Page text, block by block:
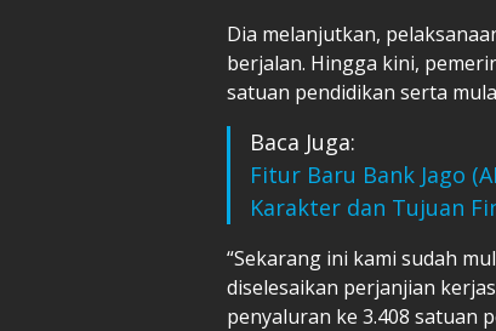
Dia melanjutkan,
berjalan. Hingga kini,
satuan pendidikan serta
Baca Juga:
Fitur Baru Bank Jago
Karakter dan Tujuan
“Sekarang ini kami sudah
diselesaikan perjanjian
penyaluran ke 3.408 satuan